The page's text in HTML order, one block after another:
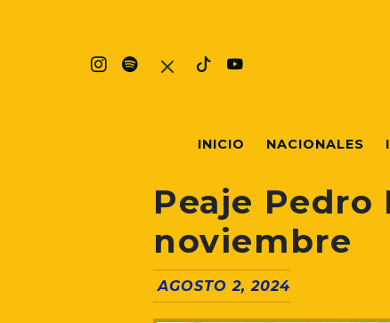
INICIO NACIONALES
Peaje
noviembre
AGOSTO 2, 2024